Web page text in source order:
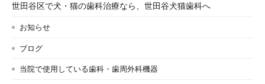
世田谷区で犬・猫の歯科治療なら、世田谷犬猫歯科へ
お知らせ
ブログ
当院で使用している歯科・歯周外科機器